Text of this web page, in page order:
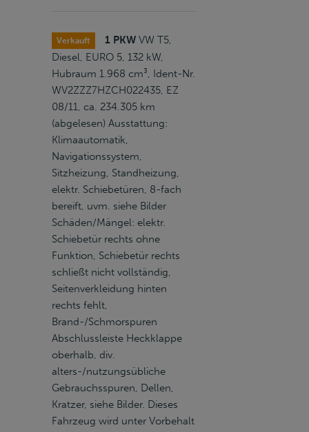
Verkauft 1 PKW VW T5,
Diesel, EURO 5, 132 kW,
Hubraum 1.968 cm³, Ident-Nr.
WV2ZZZ7HZCH022435, EZ
08/11, ca. 234.305 km
(abgelesen) Ausstattung:
Klimaautomatik,
Navigationssystem,
Sitzheizung, Standheizung,
elektr. Schiebetüren, 8-fach
bereift, uvm. siehe Bilder
Schäden/Mängel: elektr.
Schiebetür rechts ohne
Funktion, Schiebetür rechts
schließt nicht vollständig,
Seitenverkleidung hinten
rechts fehlt,
Brand-/Schmorspuren
Abschlussleiste Heckklappe
oberhalb, div.
alters-/nutzungsübliche
Gebrauchsspuren, Dellen,
Kratzer, siehe Bilder. Dieses
Fahrzeug wird unter Vorbehalt